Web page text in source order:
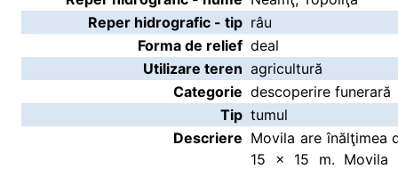
Reper hidrografic - tip râu
Forma de relief deal
Utilizare teren agricultură
Categorie descoperire funerară
Tip tumul
Descriere Movila are înălţimea
15 x 15 m. Movila